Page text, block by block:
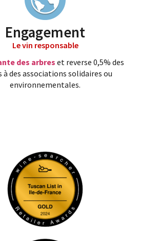
Engagement
Le vin responsable
des arbres et reverse 0,5% des
à des associations solidaires ou
environnementales.